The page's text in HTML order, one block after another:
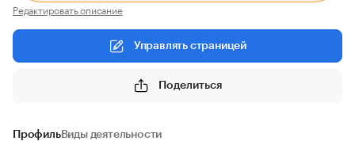
Редактировать описание
Управлять страницей
Поделиться
ПрофильВиды деятельности